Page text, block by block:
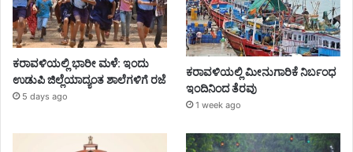
ಕರಾವಳಿಯಲ್ಲಿ ಭಾರೀ ಮಳೆ: ಇಂದು
ಉಡುಪಿ ಜಿಲ್ಲೆಯಾದ್ಯಂತ ಶಾಲೆಗಳಿಗೆ ರಜೆ
5 days ago
ಕರಾವಳಿಯಲ್ಲಿ ಮೀನುಗಾರಿಕೆ ನಿರ್ಬಂಧ
ಇಂದಿನಿಂದ ತೆರವು
1 week ago